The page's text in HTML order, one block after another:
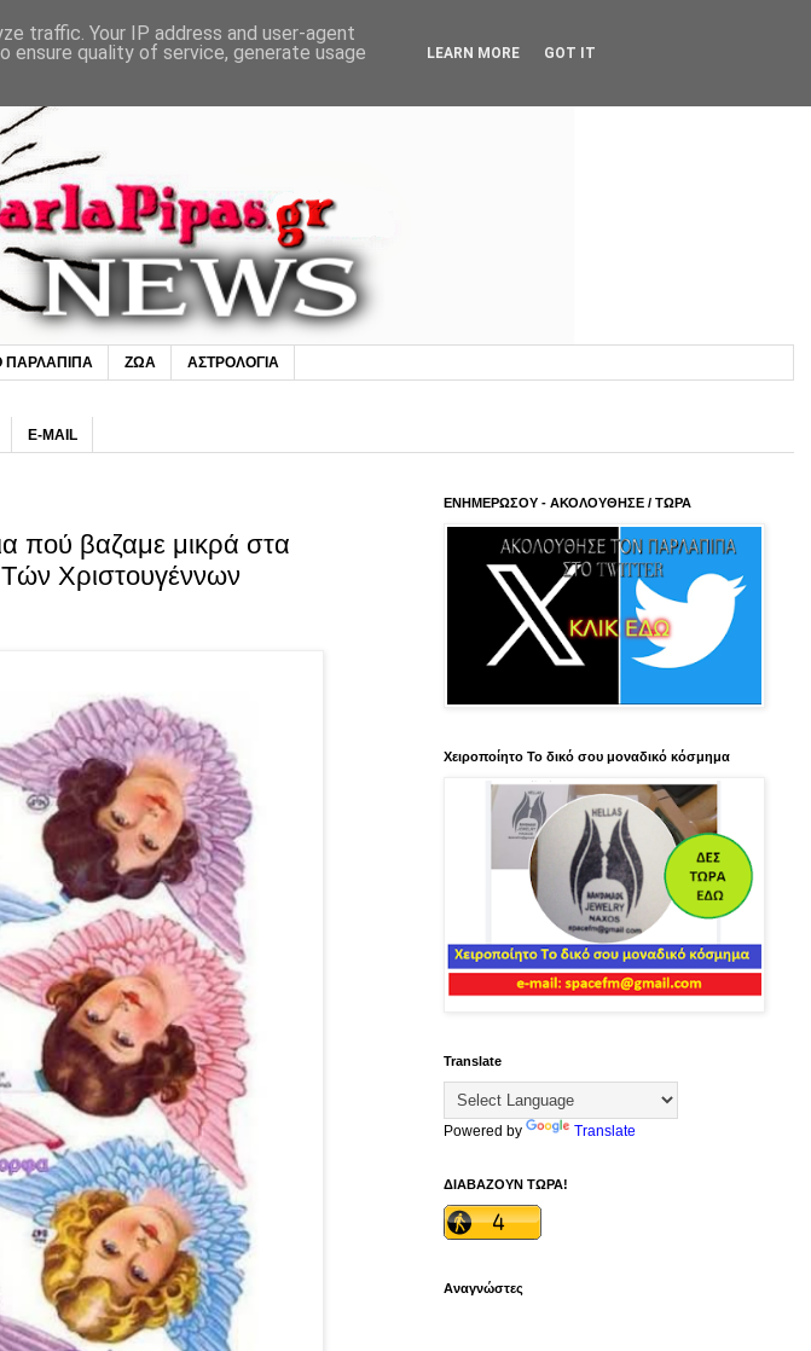
ΠΑΡΛΑΠΙΠΑ ΖΩΑ ΑΣΤΡΟΛΟΓΙΑ
E-MAIL
πού βαζαμε μικρά στα
Χριστουγέννων
ΕΝΗΜΕΡΩΣΟΥ - ΑΚΟΛΟΥΘΗΣΕ / ΤΩΡΑ
Χειροποίητο Το δικό σου μοναδικό κόσμημα
Translate
Powered by Translate
ΔΙΑΒΑΖΟΥΝ ΤΩΡΑ!
Αναγνώστες
traffic. Your IP address and user-agent
ensure quality of service, generate usage
LEARN MORE GOT IT